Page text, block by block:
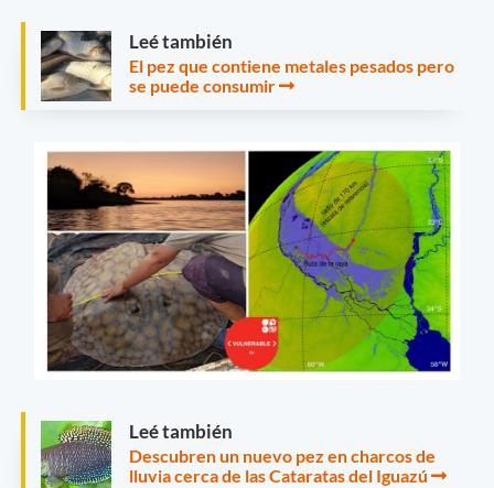
Leé también
El pez que contiene metales pesados pero
se puede consumir
Leé también
Descubren un nuevo pez en charcos de
lluvia cerca de las Cataratas del Iguazú